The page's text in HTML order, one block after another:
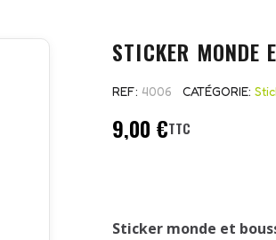
STICKER MONDE
REF 4006 CATÉGORIE
9,00 €TTC
Sticker monde et